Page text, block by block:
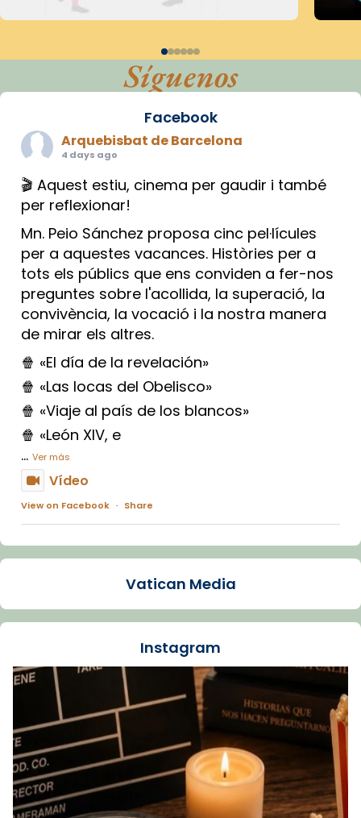
Síguenos
Facebook
Arquebisbat de Barcelona
4 days ago
🎬 Aquest estiu, cinema per gaudir i també
per reflexionar!
Mn. Peio Sánchez proposa cinc pel·lícules
per a aquestes vacances. Històries per a
tots els públics que ens conviden a fer-nos
preguntes sobre l'acollida, la superació, la
convivència, la vocació i la nostra manera
de mirar els altres.
🍿 «El día de la revelación»
🍿 «Las locas del Obelisco»
🍿 «Viaje al país de los blancos»
🍿 «León XIV, e
... Ver más
Vídeo
View on Facebook · Share
Arquebisbat de Barcelona
La Carmina va patir depressió. Fa gairebé
dos mesos, a l'Estadi Lluís Companys, la
Recupera l'entrevista comp
Vatican
tican News 👇
www.vaticannews.va/es/iglesia/news/2026-
07/carmina-historia-depresion-papa-viaje-
espana-testimoni...
Foto
Vatican Media
Instagram